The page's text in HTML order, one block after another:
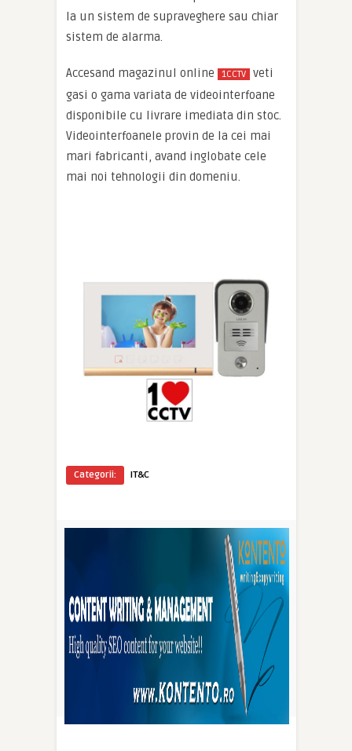
la un sistem de supraveghere sau chiar
sistem de alarma.
Accesand magazinul online 1CCTV veti
gasi o gama variata de videointerfoane
disponibile cu livrare imediata din stoc.
Videointerfoanele provin de la cei mai
mari fabricanti, avand inglobate cele
mai noi tehnologii din domeniu.
Categorii: IT&C